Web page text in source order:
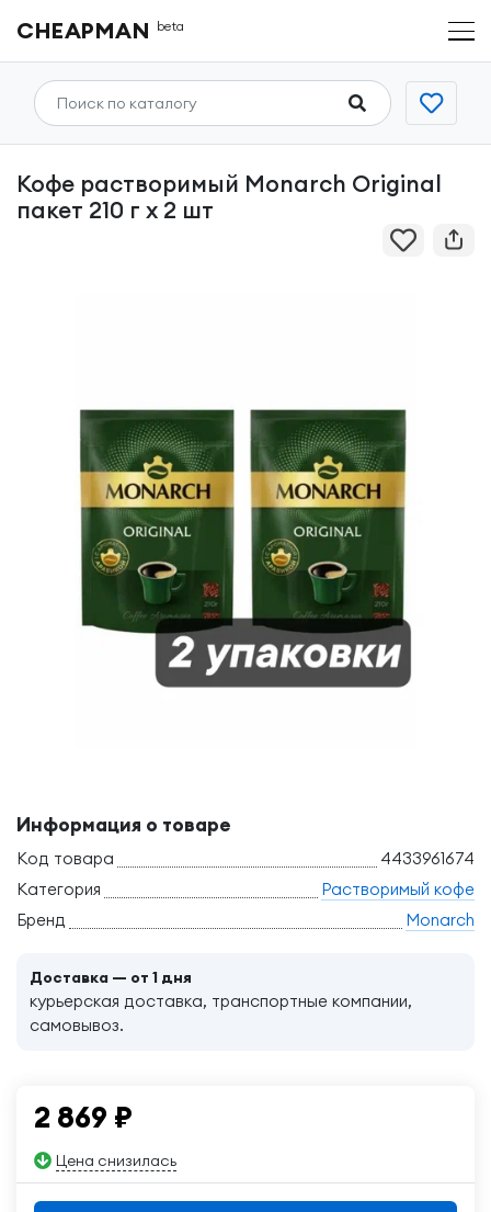
CHEAPMAN beta
Кофе растворимый Monarch Original
пакет 210 г x 2 шт
Информация о товаре
Код товара
4433961674
Категория
Растворимый кофе
Бренд
Monarch
Доставка — от 1 дня
курьерская доставка, транспортные компании,
самовывоз.
2 869 ₽
Цена снизилась